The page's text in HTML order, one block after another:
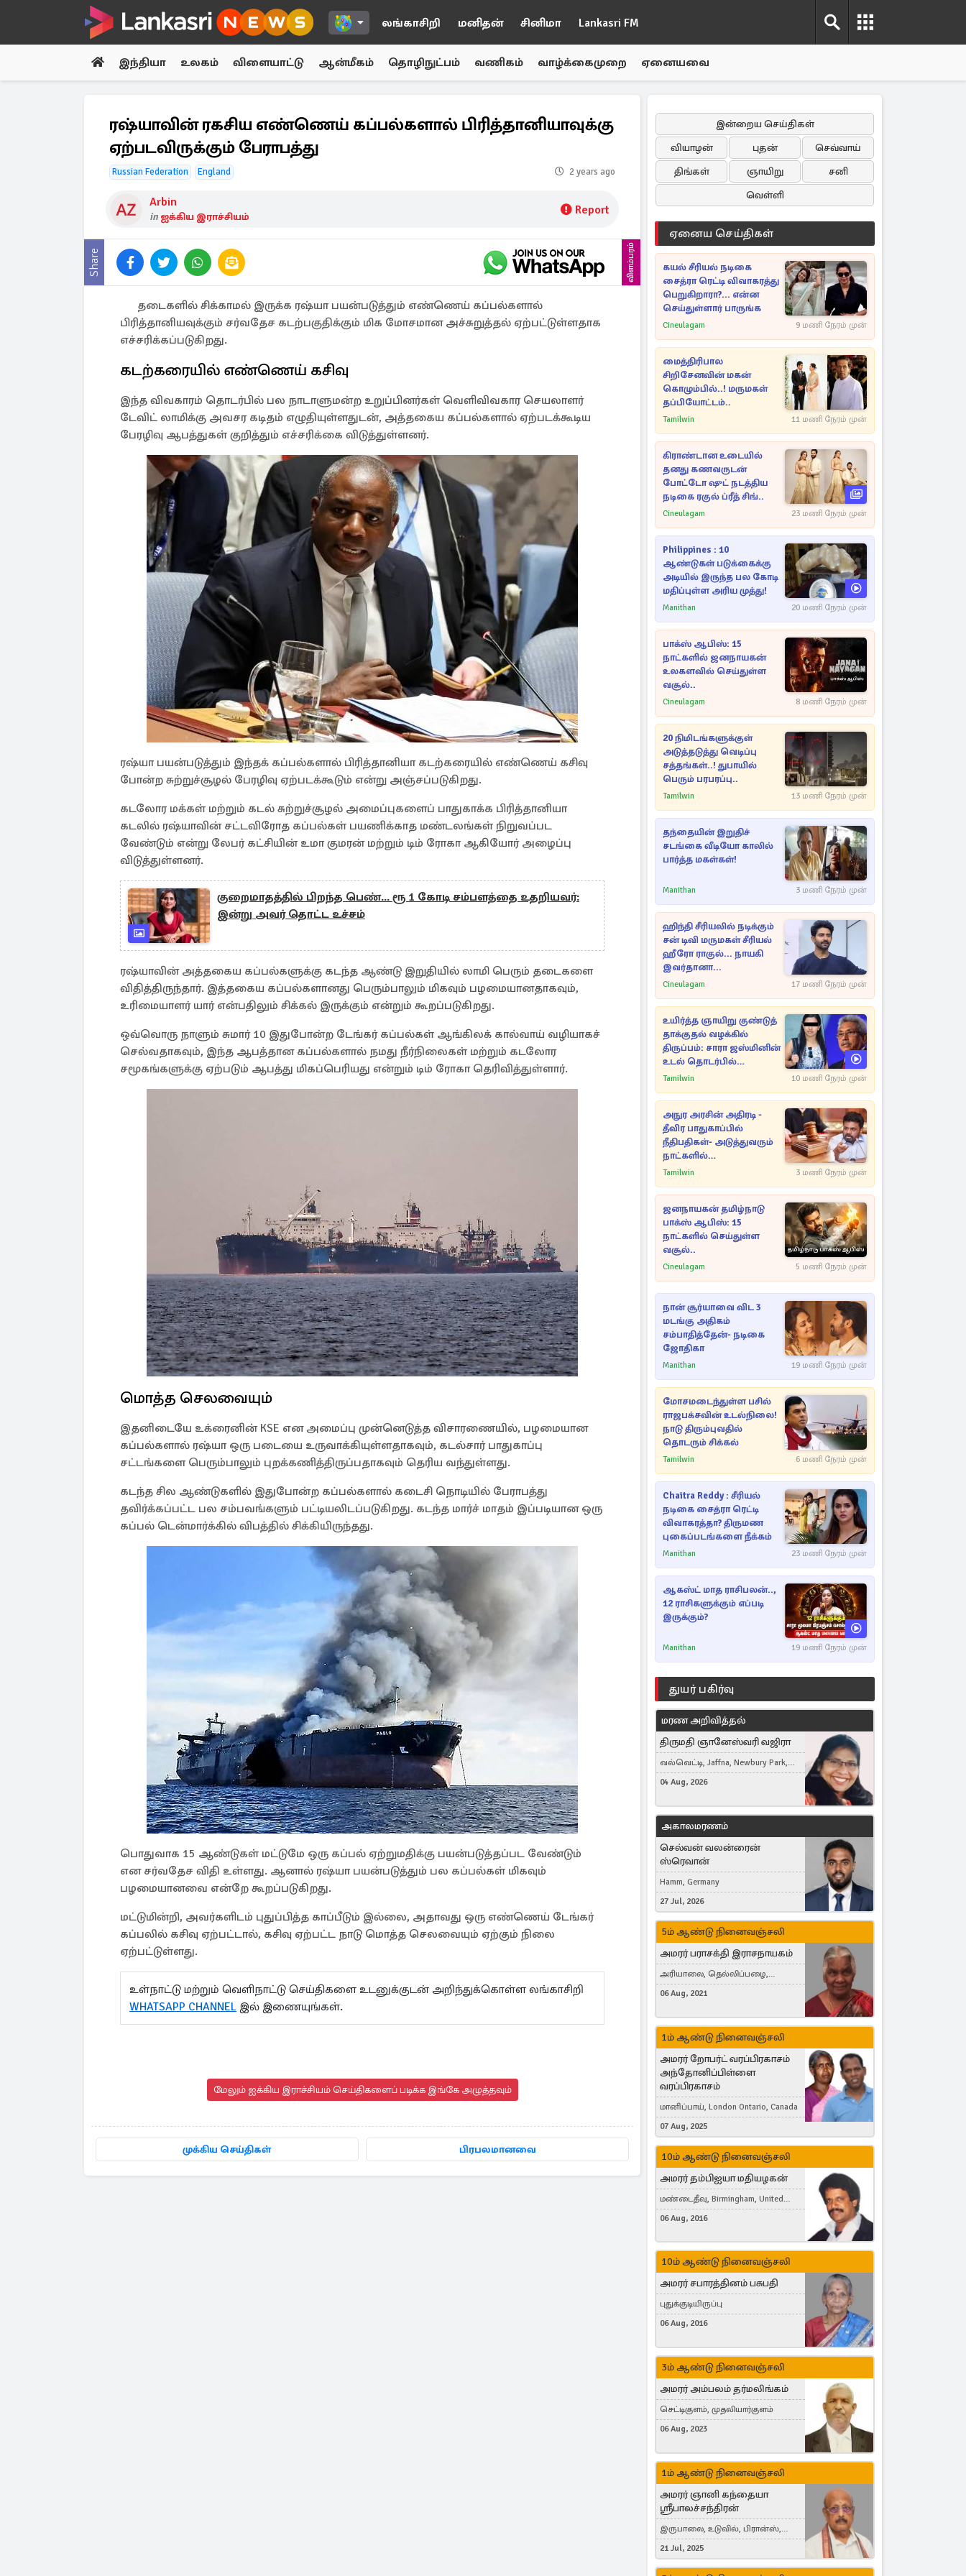
லங்காசிறி மனிதன் சினிமா Lankasri FM
இந்தியா உலகம் விளையாட்டு ஆன்மீகம் தொழிநுட்பம் வணிகம் வாழ்க்கைமுறை ஏனையவை
ரஷ்யாவின் ரகசிய எண்ணெய் கப்பல்களால் பிரித்தானியாவுக்கு
ஏற்படவிருக்கும் பேராபத்து
Russian Federation England 2 years ago
Arbin
in ஐக்கிய இராச்சியம் Report
Share விளம்பரம்
தடைகளில் சிக்காமல் இருக்க ரஷ்யா பயன்படுத்தும் எண்ணெய் கப்பல்களால்
பிரித்தானியவுக்கும் சர்வதேச கடற்பகுதிக்கும் மிக மோசமான அச்சுறுத்தல் ஏற்பட்டுள்ளதாக
எச்சரிக்கப்படுகிறது.
கடற்கரையில் எண்ணெய் கசிவு
இந்த விவகாரம் தொடர்பில் பல நாடாளுமன்ற உறுப்பினர்கள் வெளிவிவகார செயலாளர்
டேவிட் லாமிக்கு அவசர கடிதம் எழுதியுள்ளதுடன், அத்தகைய கப்பல்களால் ஏற்படக்கூடிய
பேரழிவு ஆபத்துகள் குறித்தும் எச்சரிக்கை விடுத்துள்ளனர்.
ரஷ்யா பயன்படுத்தும் இந்தக் கப்பல்களால் பிரித்தானியா கடற்கரையில் எண்ணெய் கசிவு
போன்ற சுற்றுச்சூழல் பேரழிவு ஏற்படக்கூடும் என்று அஞ்சப்படுகிறது.
கடலோர மக்கள் மற்றும் கடல் சுற்றுச்சூழல் அமைப்புகளைப் பாதுகாக்க பிரித்தானியா
கடலில் ரஷ்யாவின் சட்டவிரோத கப்பல்கள் பயணிக்காத மண்டலங்கள் நிறுவப்பட
வேண்டும் என்று லேபர் கட்சியின் உமா குமரன் மற்றும் டிம் ரோகா ஆகியோர் அழைப்பு
விடுத்துள்ளனர்.
குறைமாதத்தில் பிறந்த பெண்... ரூ 1 கோடி சம்பளத்தை உதறியவர்:
இன்று அவர் தொட்ட உச்சம்
ரஷ்யாவின் அத்தகைய கப்பல்களுக்கு கடந்த ஆண்டு இறுதியில் லாமி பெரும் தடைகளை
விதித்திருந்தார். இத்தகைய கப்பல்களானது பெரும்பாலும் மிகவும் பழமையானதாகவும்,
உரிமையாளர் யார் என்பதிலும் சிக்கல் இருக்கும் என்றும் கூறப்படுகிறது.
ஒவ்வொரு நாளும் சுமார் 10 இதுபோன்ற டேங்கர் கப்பல்கள் ஆங்கிலக் கால்வாய் வழியாகச்
செல்வதாகவும், இந்த ஆபத்தான கப்பல்களால் நமது நீர்நிலைகள் மற்றும் கடலோர
சமூகங்களுக்கு ஏற்படும் ஆபத்து மிகப்பெரியது என்றும் டிம் ரோகா தெரிவித்துள்ளார்.
மொத்த செலவையும்
இதனிடையே உக்ரைனின் KSE என அமைப்பு முன்னெடுத்த விசாரணையில், பழமையான
கப்பல்களால் ரஷ்யா ஒரு படையை உருவாக்கியுள்ளதாகவும், கடல்சார் பாதுகாப்பு
சட்டங்களை பெரும்பாலும் புறக்கணித்திருப்பதாகவும் தெரிய வந்துள்ளது.
கடந்த சில ஆண்டுகளில் இதுபோன்ற கப்பல்களால் கடைசி நொடியில் பேராபத்து
தவிர்க்கப்பட்ட பல சம்பவங்களும் பட்டியலிடப்படுகிறது. கடந்த மார்ச் மாதம் இப்படியான ஒரு
கப்பல் டென்மார்க்கில் விபத்தில் சிக்கியிருந்தது.
பொதுவாக 15 ஆண்டுகள் மட்டுமே ஒரு கப்பல் ஏற்றுமதிக்கு பயன்படுத்தப்பட வேண்டும்
என சர்வதேச விதி உள்ளது. ஆனால் ரஷ்யா பயன்படுத்தும் பல கப்பல்கள் மிகவும்
பழமையானவை என்றே கூறப்படுகிறது.
மட்டுமின்றி, அவர்களிடம் புதுப்பித்த காப்பீடும் இல்லை, அதாவது ஒரு எண்ணெய் டேங்கர்
கப்பலில் கசிவு ஏற்பட்டால், கசிவு ஏற்பட்ட நாடு மொத்த செலவையும் ஏற்கும் நிலை
ஏற்பட்டுள்ளது.
உள்நாட்டு மற்றும் வெளிநாட்டு செய்திகளை உடனுக்குடன் அறிந்துக்கொள்ள லங்காசிறி
WHATSAPP CHANNEL இல் இணையுங்கள்.
மேலும் ஐக்கிய இராச்சியம் செய்திகளைப் படிக்க இங்கே அழுத்தவும்
முக்கிய செய்திகள் பிரபலமானவை
இன்றைய செய்திகள்
வியாழன்
புதன்
செவ்வாய்
திங்கள்
ஞாயிறு
சனி
வெள்ளி
ஏனைய செய்திகள்
கயல் சீரியல் நடிகை
சைத்ரா ரெட்டி விவாகரத்து
பெறுகிறாரா?... என்ன
செய்துள்ளார் பாருங்க
Cineulagam 9 மணி நேரம் முன்
மைத்திரிபால
சிறிசேனவின் மகன்
கொழும்பில்..! மருமகள்
தப்பியோட்டம்..
Tamilwin 11 மணி நேரம் முன்
கிராண்டான உடையில்
தனது கணவருடன்
போட்டோ ஷுட் நடத்திய
நடிகை ரகுல் ப்ரீத் சிங்..
Cineulagam 23 மணி நேரம் முன்
Philippines : 10
ஆண்டுகள் படுக்கைக்கு
அடியில் இருந்த பல கோடி
மதிப்புள்ள அரிய முத்து!
Manithan 20 மணி நேரம் முன்
பாக்ஸ் ஆபிஸ்: 15
நாட்களில் ஜனநாயகன்
உலகளவில் செய்துள்ள
வசூல்..
Cineulagam 8 மணி நேரம் முன்
20 நிமிடங்களுக்குள்
அடுத்தடுத்து வெடிப்பு
சத்தங்கள்..! துபாயில்
பெரும் பரபரப்பு..
Tamilwin 13 மணி நேரம் முன்
தந்தையின் இறுதிச்
சடங்கை வீடியோ காலில்
பார்த்த மகள்கள்!
Manithan 3 மணி நேரம் முன்
ஹிந்தி சீரியலில் நடிக்கும்
சன் டிவி மருமகள் சீரியல்
ஹீரோ ராகுல்... நாயகி
இவர்தானா...
Cineulagam 17 மணி நேரம் முன்
உயிர்த்த ஞாயிறு குண்டுத்
தாக்குதல் வழக்கில்
திருப்பம்: சாரா ஜஸ்மினின்
உடல் தொடர்பில்
நீதிமன்றத்தில் வெளியான
Tamilwin 10 மணி நேரம் முன்
அநுர அரசின் அதிரடி -
தீவிர பாதுகாப்பில்
நீதிபதிகள்- அடுத்துவரும்
நாட்களில்
அம்பலமாகவுள்ள ரகசியம்
Tamilwin 3 மணி நேரம் முன்
ஜனநாயகன் தமிழ்நாடு
பாக்ஸ் ஆபிஸ்: 15
நாட்களில் செய்துள்ள
வசூல்..
Cineulagam 5 மணி நேரம் முன்
நான் சூர்யாவை விட 3
மடங்கு அதிகம்
சம்பாதித்தேன்- நடிகை
ஜோதிகா
Manithan 19 மணி நேரம் முன்
மோசமடைந்துள்ள பசில்
ராஜபக்சவின் உடல்நிலை!
நாடு திரும்புவதில்
தொடரும் சிக்கல்
Tamilwin 6 மணி நேரம் முன்
Chaitra Reddy : சீரியல்
நடிகை சைத்ரா ரெட்டி
விவாகரத்தா? திருமண
புகைப்படங்களை நீக்கம்
Manithan 23 மணி நேரம் முன்
ஆகஸ்ட் மாத ராசிபலன்..,
12 ராசிகளுக்கும் எப்படி
இருக்கும்?
Manithan 19 மணி நேரம் முன்
துயர் பகிர்வு
மரண அறிவித்தல்
திருமதி ஞானேஸ்வரி வஜிரா
வல்வெட்டி, Jaffna, Newbury Park,
United Kingdom
04 Aug, 2026
அகாலமரணம்
செல்வன் வலன்ரைன்
ஸ்ரெவான்
Hamm, Germany
27 Jul, 2026
5ம் ஆண்டு நினைவஞ்சலி
அமரர் பராசக்தி இராசநாயகம்
அரியாலை, தெல்லிப்பழை,
Montreal, Canada
06 Aug, 2021
1ம் ஆண்டு நினைவஞ்சலி
அமரர் றோபர்ட் வரப்பிரகாசம்
அந்தோனிப்பிள்ளை
வரப்பிரகாசம்
மானிப்பாய், London Ontario, Canada
07 Aug, 2025
10ம் ஆண்டு நினைவஞ்சலி
அமரர் தம்பிஐயா மதியழகன்
மண்டைதீவு, Birmingham, United
Kingdom
06 Aug, 2016
10ம் ஆண்டு நினைவஞ்சலி
அமரர் சபாரத்தினம் பசுபதி
புதுக்குடியிருப்பு
06 Aug, 2016
3ம் ஆண்டு நினைவஞ்சலி
அமரர் அம்பலம் தர்மலிங்கம்
செட்டிகுளம், முதலியார்குளம்
06 Aug, 2023
1ம் ஆண்டு நினைவஞ்சலி
அமரர் ஞானி கந்தையா
ஸ்ரீபாலச்சந்திரன்
இருபாலை, உடுவில், பிரான்ஸ்,
France
21 Jul, 2025